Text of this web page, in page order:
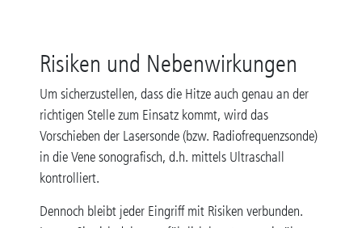
Risiken und Nebenwirkungen
Um sicherzustellen, dass die Hitze auch genau an der
richtigen Stelle zum Einsatz kommt, wird das
Vorschieben der Lasersonde (bzw. Radiofrequenzsonde)
in die Vene sonografisch, d.h. mittels Ultraschall
kontrolliert.
Dennoch bleibt jeder Eingriff mit Risiken verbunden.